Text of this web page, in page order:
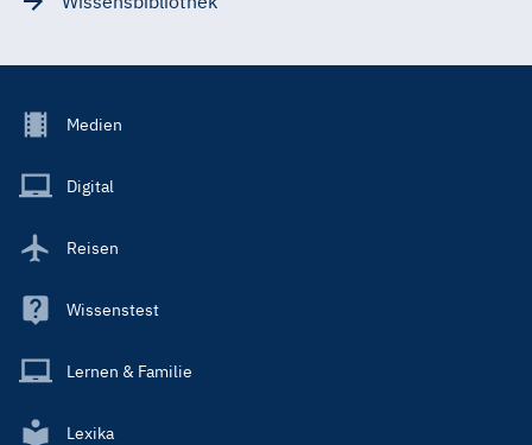
Footer
Main
Medien
Digital
Reisen
Wissenstest
Lernen & Familie
Lexika